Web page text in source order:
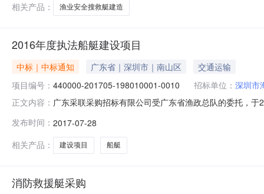
相关产品：
渔业安全搜救艇建造
2016年度执法船艇建设项目
中标｜中标通知 广东省｜深圳市｜南山区
交通运输
项目编号： 440000-201705-198010001-0010 招标单位： 深圳市
正文内容： 广东采联采购招标有限公司受广东省渔政总队的委托，
18,990,000四、采购方式：公开招标五、中标供应商1：
发布时间： 2017-07-28
相关产品：
建设项目 船艇
消防救援艇采购